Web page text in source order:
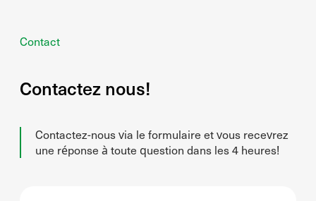
Contact
Contactez nous!
Contactez-nous via le formulaire et vous recevrez
une réponse à toute question dans les 4 heures!